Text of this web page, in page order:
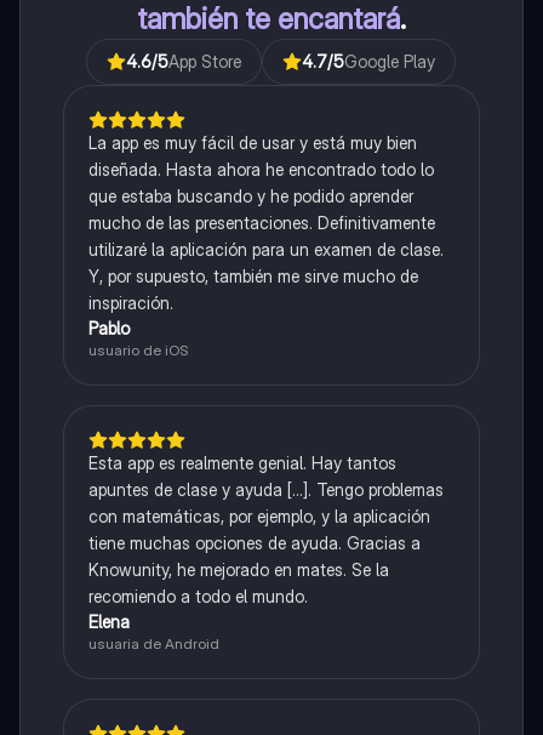
también te encantará.
4.6/5App Store 4.7/5Google Play
La app es muy fácil de usar y está muy bien
diseñada. Hasta ahora he encontrado todo lo
que estaba buscando y he podido aprender
mucho de las presentaciones. Definitivamente
utilizaré la aplicación para un examen de clase.
Y, por supuesto, también me sirve mucho de
inspiración.
Pablo
usuario de iOS
Esta app es realmente genial. Hay tantos
apuntes de clase y ayuda [...]. Tengo problemas
con matemáticas, por ejemplo, y la aplicación
tiene muchas opciones de ayuda. Gracias a
Knowunity, he mejorado en mates. Se la
recomiendo a todo el mundo.
Elena
usuaria de Android